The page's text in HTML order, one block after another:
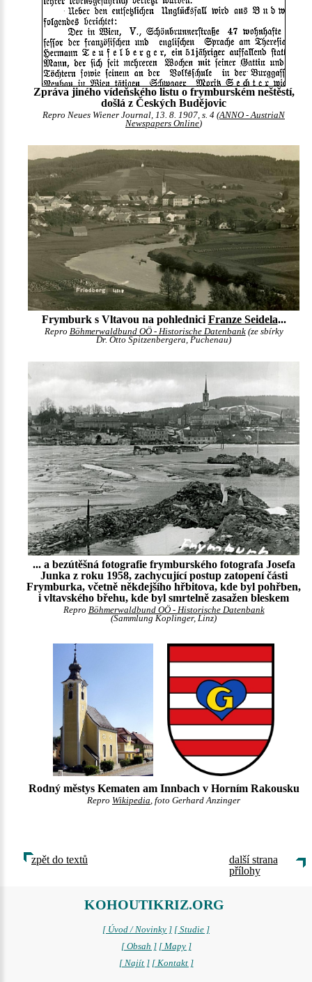
Zpráva jiného vídeňského listu o frymburském neštěstí,
došlá z Českých Budějovic
Repro Neues Wiener Journal, 13. 8. 1907, s. 4 (ANNO - AustriaN
Newspapers Online)
Frymburk s Vltavou na pohledniciFranze Seidela...
Repro Böhmerwaldbund OÖ - Historische Datenbank(ze sbírky
Dr. Otto Spitzenbergera, Puchenau)
... a bezútěšná fotografie frymburského fotografa Josefa
Junka z roku 1958, zachycující postup zatopení části
Frymburka, včetně někdejšího hřbitova, kde byl pohřben,
i vltavského břehu, kde byl smrtelně zasažen bleskem
Repro Böhmerwaldbund OÖ - Historische Datenbank
(Sammlung Koplinger, Linz)
Rodný městys Kematen am Innbach v Horním Rakousku
Repro Wikipedia , foto Gerhard Anzinger
zpět do textů
další strana
přílohy
KOHOUTIKRIZ.ORG
[ Úvod / Novinky ] [ Studie ]
[ Obsah ] [ Mapy ]
[ Najít ] [ Kontakt ]